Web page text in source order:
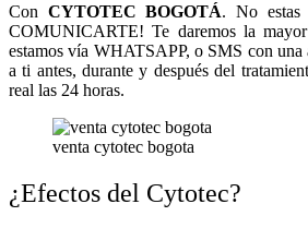
Con CYTOTEC BOGOTÁ. No estas
COMUNICARTE! Te daremos la
estamos vía WHATSAPP, o SMS con
a ti antes, durante y después del
real las 24 horas.
venta cytotec bogota
¿Efectos del Cytotec?